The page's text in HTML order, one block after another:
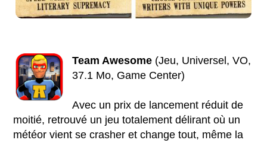
Team Awesome (Jeu, Universel, VO,
37.1 Mo, Game Center)
Avec un prix de lancement réduit de
moitié, retrouvé un jeu totalement délirant où un
météor vient se crasher et change tout, même la